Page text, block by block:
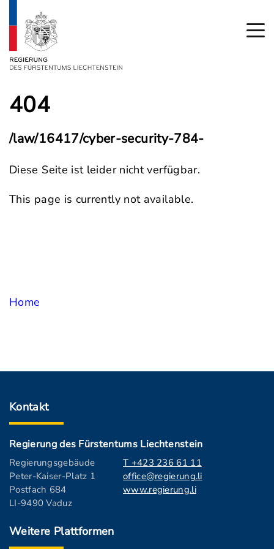
404
/law/16417/cyber-security-784-
Diese Seite ist leider nicht verfügbar.
This page is currently not available.
Home
Kontakt
Regierung des Fürstentums Liechtenstein
Regierungsgebäude
Peter-Kaiser-Platz 1
Postfach 684
LI-9490 Vaduz
T +423 236 61 11
office@regierung.li
www.regierung.li
Weitere Plattformen